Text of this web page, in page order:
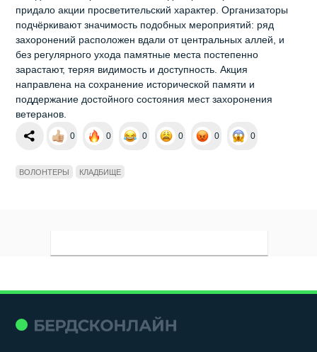
придало акции просветительский характер. Организаторы
подчёркивают значимость подобных мероприятий: ряд
захоронений расположен вдали от центральных аллей, и
без регулярного ухода памятные места постепенно
зарастают, теряя видимость и доступность. Акция
направлена на сохранение исторической памяти и
поддержание достойного состояния мест захоронения
ветеранов.
0 0 0 0 0 0
ВОЛОНТЕРЫ КЛАДБИЩЕ